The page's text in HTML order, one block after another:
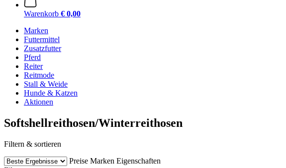
Warenkorb € 0,00
Marken
Futtermittel
Zusatzfutter
Pferd
Reiter
Reitmode
Stall & Weide
Hunde & Katzen
Aktionen
Softshellreithosen/Winterreithosen
Filtern & sortieren
Preise Marken Eigenschaften